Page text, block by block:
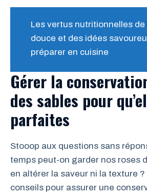
Les vertus nutritionnelles
douce et des idées
préparer en cuisine
Gérer la
des sables pour
parfaites
Stooop aux questions sans
temps peut-on garder nos roses
en altérer la saveur ni la texture
conseils pour assurer une